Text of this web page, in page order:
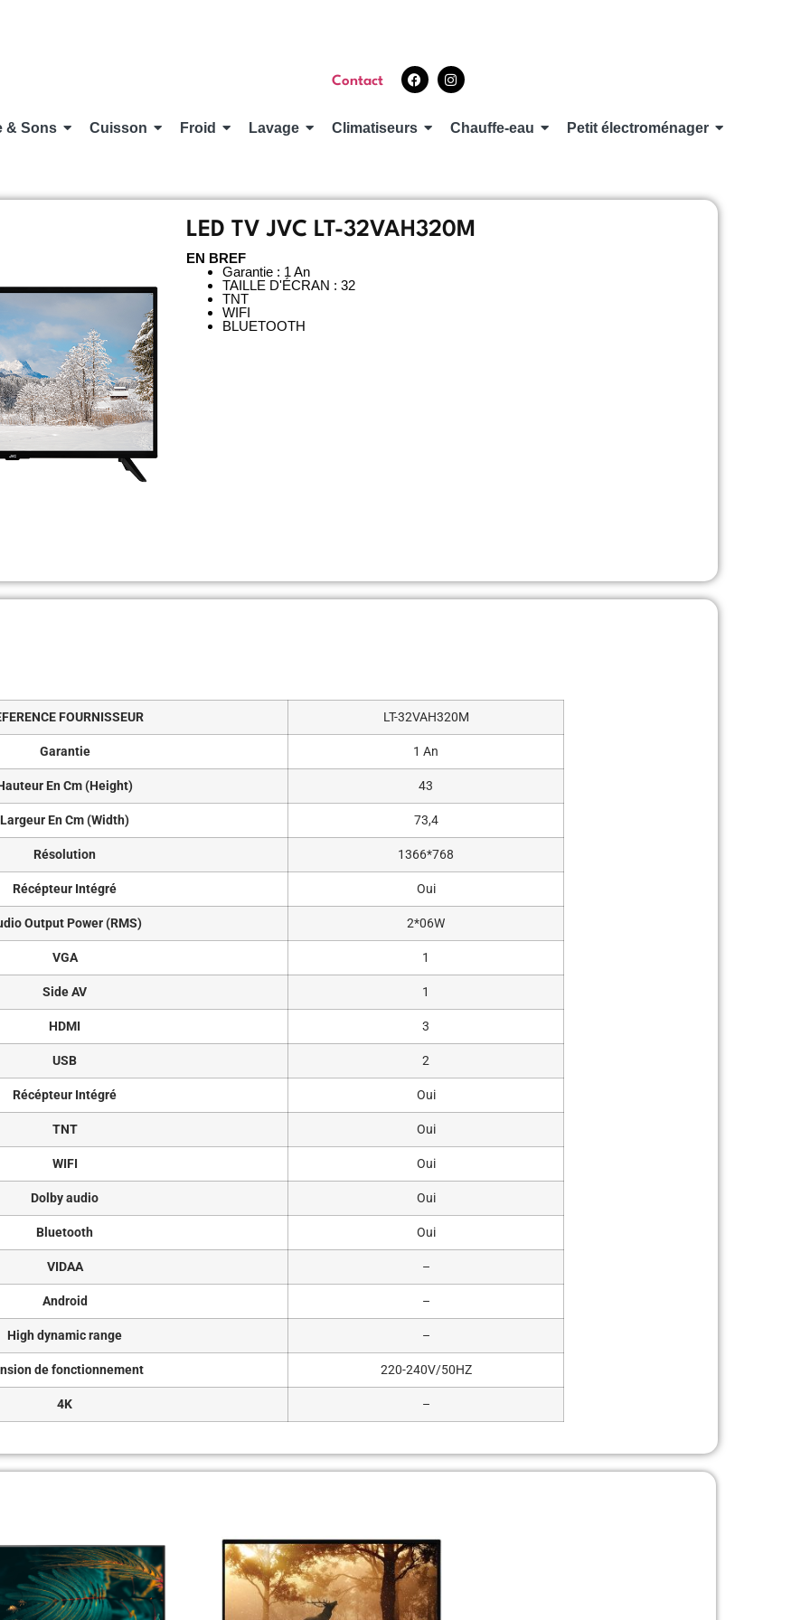
Contact
& Sons Cuisson Froid Lavage Climatiseurs Chauffe-eau Petit électroménager
LED TV JVC LT-32VAH320M
EN BREF
Garantie : 1 An
TAILLE D'ÉCRAN : 32
TNT
WIFI
BLUETOOTH
FOURNISSEUR LT-32VAH320M
Garantie 1 An
En Cm (Height) 43
Largeur En Cm (Width) 73,4
Résolution 1366*768
Récépteur Intégré Oui
Output Power (RMS) 2*06W
VGA 1
Side AV 1
HDMI 3
USB 2
Récépteur Intégré Oui
TNT Oui
WIFI Oui
Dolby audio Oui
Bluetooth Oui
VIDAA –
Android –
High dynamic range –
de fonctionnement 220-240V/50HZ
4K –